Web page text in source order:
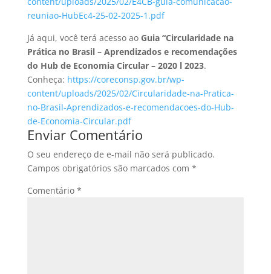
reuniao-HubEc4-25-02-2025-1.pdf
Já aqui, você terá acesso aoGuia “Circularidade na
Prática no Brasil – Aprendizados e recomendações
do Hub de Economia Circular – 2020 l 2023.
Conheça: https://coreconsp.gov.br/wp-
content/uploads/2025/02/Circularidade-na-Pratica-
no-Brasil-Aprendizados-e-recomendacoes-do-Hub-
de-Economia-Circular.pdf
Enviar Comentário
O seu endereço de e-mail não será publicado.
Campos obrigatórios são marcados com *
Comentário *